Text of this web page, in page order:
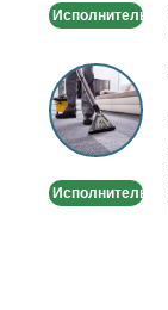
Исполнитель
Химчистка
ковров
на
дому/
Исполнитель